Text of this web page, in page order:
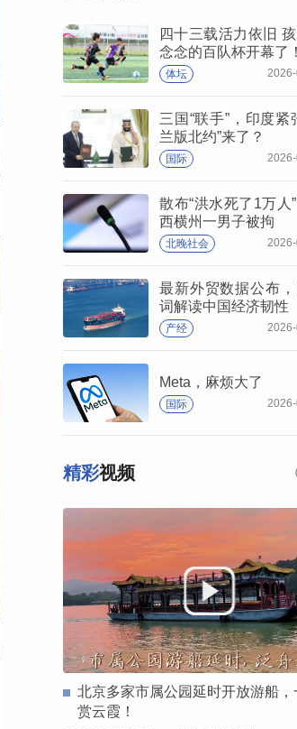
四十三载活力依旧
念念的百队杯开幕了！
体坛
三国“联手”，印度紧
兰版北约”来了？
国际
散布“洪水死了1万人
西横州一男子被拘
北晚社会
最新外贸数据公布
词解读中国经济韧性
产经
Meta，麻烦大了
国际
精彩视频
北京多家市属公园延时开放游船，
赏云霞！